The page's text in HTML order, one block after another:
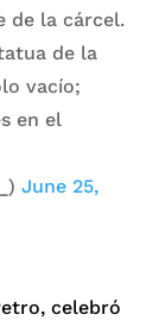
de la cárcel.
de la
vacío;
en el
June 25,
celebró